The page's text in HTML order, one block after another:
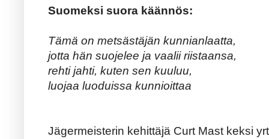
Suomeksi suora käännös:
Tämä on metsästäjän kunnianlaatta,
jotta hän suojelee ja vaalii riistaansa,
rehti jahti, kuten sen kuuluu,
luojaa luoduissa kunnioittaa
Jägermeisterin kehittäjä Curt Mast keksi